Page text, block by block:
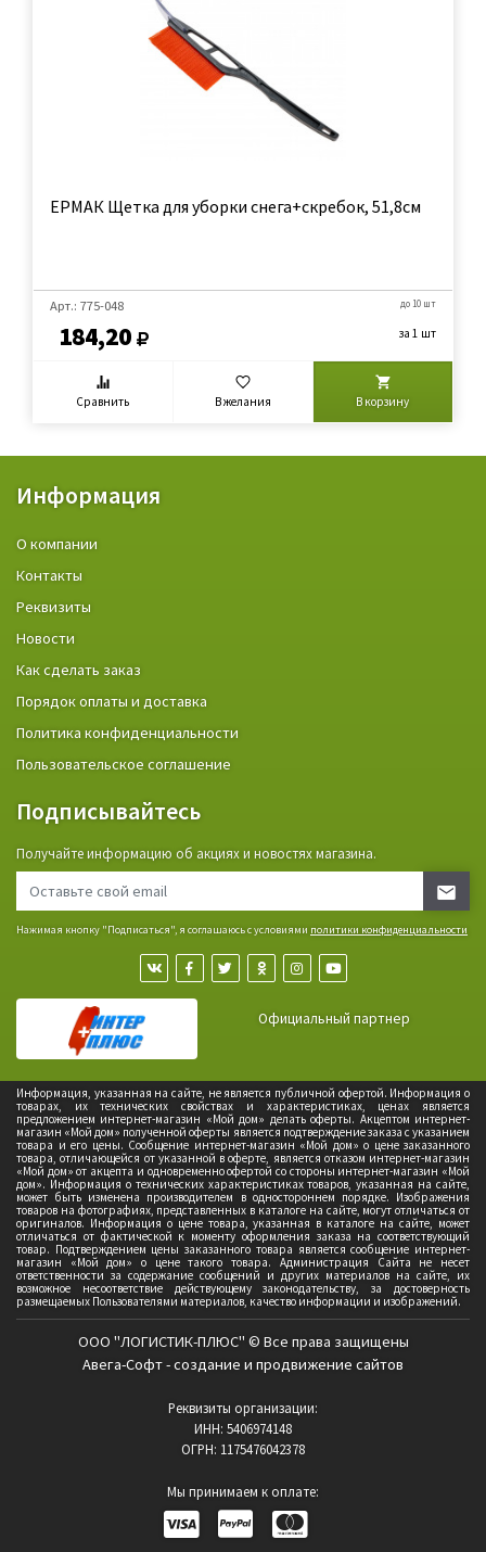
ЕРМАК Щетка для уборки снега+скребок, 51,8см
Арт.: 775-048
184,20
до 10 шт
за 1 шт
Сравнить В желания В корзину
Информация
О компании
Контакты
Реквизиты
Новости
Как сделать заказ
Порядок оплаты и доставка
Политика конфиденциальности
Пользовательское соглашение
Подписывайтесь
Получайте информацию об акциях и новостях магазина.
Нажимая кнопку "Подписаться", я соглашаюсь с условиями политики конфиденциальности
Официальный партнер
Информация, указанная на сайте, не является публичной офертой. Информация о
товарах, их технических свойствах и характеристиках, ценах является
предложением интернет-магазин «Мой дом» делать оферты. Акцептом интернет-
магазин «Мой дом» полученной оферты является подтверждение заказа с указанием
товара и его цены. Сообщение интернет-магазин «Мой дом» о цене заказанного
товара, отличающейся от указанной в оферте, является отказом интернет-магазин
«Мой дом» от акцепта и одновременно офертой со стороны интернет-магазин «Мой
дом». Информация о технических характеристиках товаров, указанная на сайте,
может быть изменена производителем в одностороннем порядке. Изображения
товаров на фотографиях, представленных в каталоге на сайте, могут отличаться от
оригиналов. Информация о цене товара, указанная в каталоге на сайте, может
отличаться от фактической к моменту оформления заказа на соответствующий
товар. Подтверждением цены заказанного товара является сообщение интернет-
магазин «Мой дом» о цене такого товара. Администрация Сайта не несет
ответственности за содержание сообщений и других материалов на сайте, их
возможное несоответствие действующему законодательству, за достоверность
размещаемых Пользователями материалов, качество информации и изображений.
ООО "ЛОГИСТИК-ПЛЮС" © Все права защищены
Авега-Софт - создание и продвижение сайтов
Реквизиты организации:
ИНН: 5406974148
ОГРН: 1175476042378
Мы принимаем к оплате: